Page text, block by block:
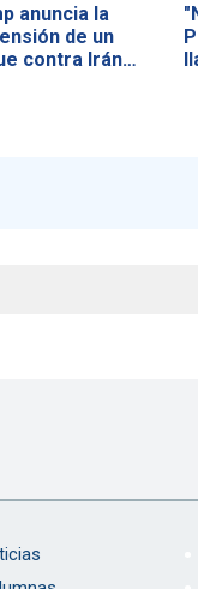
anuncia la
de un
contra Irán…